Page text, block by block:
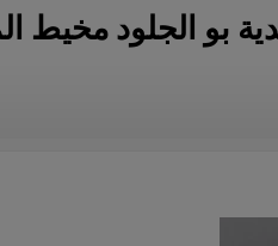
بو الجلود مخيط
، أرسل لنا شعارك للحصول على